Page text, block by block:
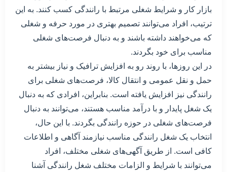
بازار کار و شرایط شغلی مرتبط با رانندگی کسب کنند. به این
ترتیب، افراد می‌توانند تصمیم بهتری در مورد حرفه و شغلی
که می‌خواهند داشته باشند و به دنبال فرصت‌های شغلی
مناسب برای خود بگردند.
در این روزها، با روند رو به افزایش ترافیک و نیاز بیشتر به
حمل و نقل عمومی و انتقال کالا، فرصت‌های شغلی برای
رانندگی نیز افزایش یافته است. بنابراین، افرادی که به دنبال
یک شغل پایدار و با درآمد مناسب هستند، می‌توانند به دنبال
فرصت‌های شغلی در حوزه رانندگی بگردند. با این حال،
انتخاب یک شغل رانندگی مناسب نیازمند آگاهی و اطلاعات
کافی است. از طریق آگهی‌های شغلی مختلف، افراد
می‌توانند با شرایط و الزامات مختلف شغل رانندگی آشنا